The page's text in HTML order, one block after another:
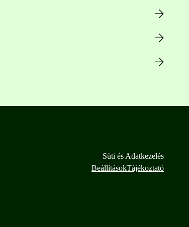
Süti és Adatkezelés
BeállításokTájékoztató